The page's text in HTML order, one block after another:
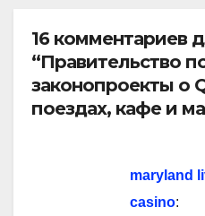
16 комментариев
“Правительство
законопроекты о
поездах, кафе и
maryland
casino: